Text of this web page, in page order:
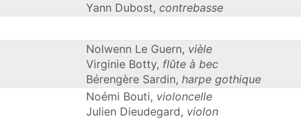
Yann Dubost, contrebasse
Nolwenn Le Guern, vièle
Virginie Botty, flûte à bec
Bérengère Sardin, harpe gothique
Noémi Bouti, violoncelle
Julien Dieudegard, violon